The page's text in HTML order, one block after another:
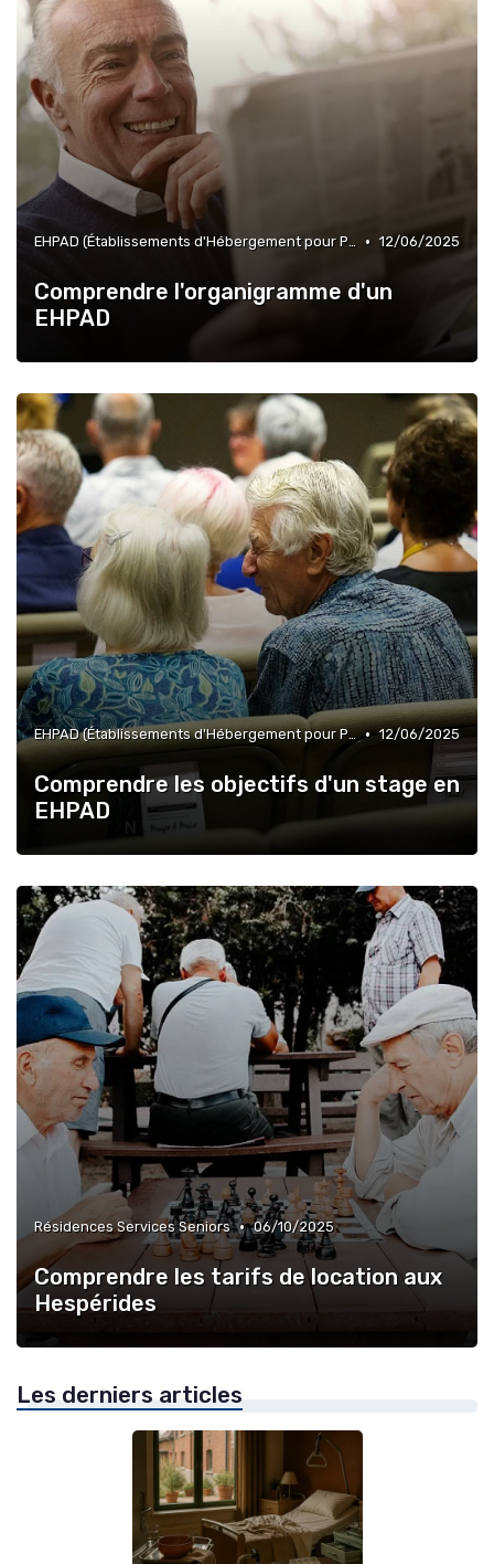
EHPAD (Établissements d'Hébergement pour Personnes Âgées Dépendantes) • 12/06/2025
Comprendre l'organigramme d'un
EHPAD
EHPAD (Établissements d'Hébergement pour Personnes Âgées Dépendantes) • 12/06/2025
Comprendre les objectifs d'un stage en
EHPAD
Résidences Services Seniors • 06/10/2025
Comprendre les tarifs de location aux
Hespérides
Les derniers articles